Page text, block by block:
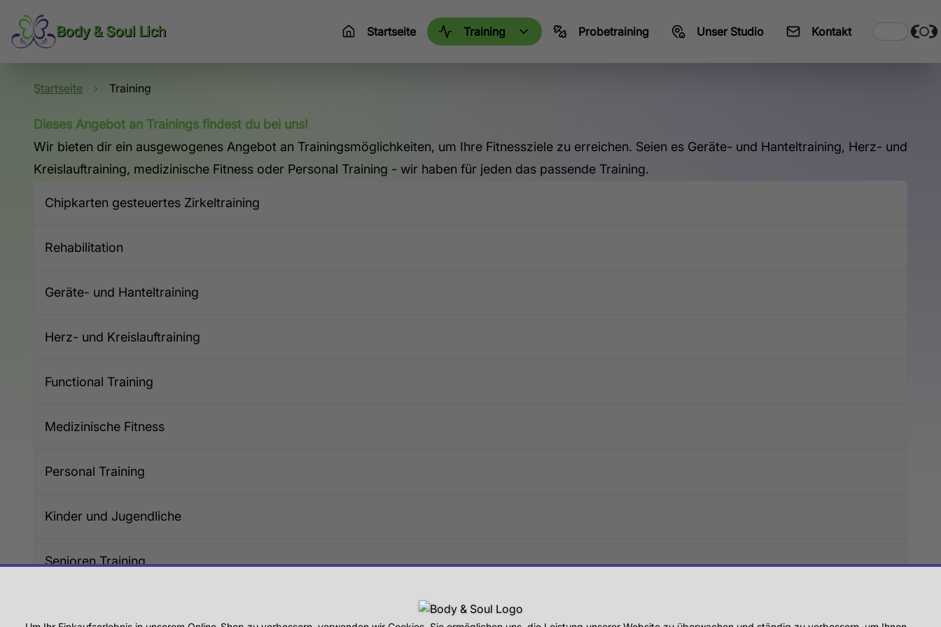
Body & Soul Lich Startseite Training Probetraining Unser Studio Kontakt
Startseite › Training
Dieses Angebot an Trainings findest du bei uns!
Wir bieten dir ein ausgewogenes Angebot an Trainingsmöglichkeiten, um Ihre Fitnessziele zu erreichen. Seien es Geräte- und Hanteltraining, Herz- und
Kreislauftraining, medizinische Fitness oder Personal Training - wir haben für jeden das passende Training.
Chipkarten gesteuertes Zirkeltraining
Rehabilitation
Geräte- und Hanteltraining
Herz- und Kreislauftraining
Functional Training
Medizinische Fitness
Personal Training
Kinder und Jugendliche
Senioren Training